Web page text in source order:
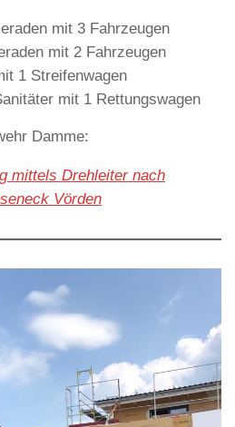
mit 3 Fahrzeugen
mit 2 Fahrzeugen
1 Streifenwagen
mit 1 Rettungswagen
Damme:
mittels Drehleiter nach
Vörden